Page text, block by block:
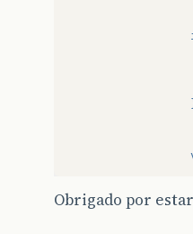
Obrigado por